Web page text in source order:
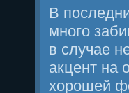
В
мнοгο
в случае
акцент на
хорοшей